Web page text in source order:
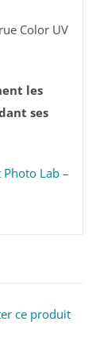
Color UV
les
ses
Photo Lab –
ce produit